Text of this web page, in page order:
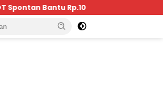
Pengurus KKBD Seluruh Warga Yang